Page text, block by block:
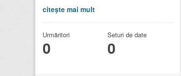
citește mai mult
Urmăritori
0
Seturi de date
0